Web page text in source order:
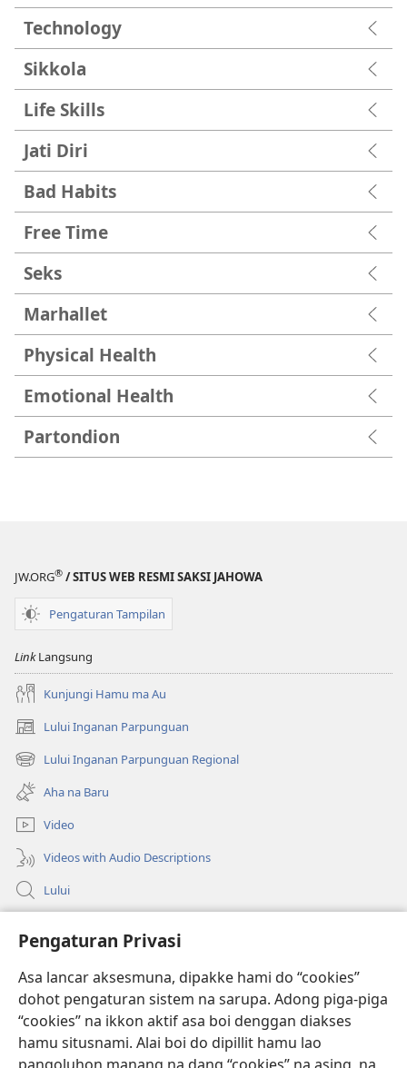
Pengaturan Privasi
Asa lancar aksesmuna, dipakke hami do “cookies”
dohot pengaturan sistem na sarupa. Adong piga-piga
“cookies” na ikkon aktif asa boi denggan diakses
hamu situsnami. Alai boi do dipillit hamu lao
Technology
Sikkola
Life Skills
Jati Diri
Bad Habits
Free Time
Seks
Marhallet
Physical Health
Emotional Health
Partondion
JW.ORG® / SITUS WEB RESMI SAKSI JAHOWA
Pengaturan Tampilan
LinkLangsung
Kunjungi Hamu ma Au
Lului Inganan Parpunguan
(opens
new
window)
Lului Inganan Parpunguan Regional
(opens
new
window)
Aha na Baru
Video
Videos with Audio Descriptions
Lului
Sumbangan
(opens
new
PERPUSTAKAAN ONLINE Joujou Paboahon™
(opens
new
window)JW Hub